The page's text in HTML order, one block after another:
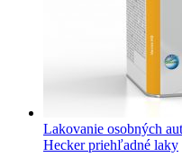
produktu.
Lakovanie osobných
Hecker priehľadné laky